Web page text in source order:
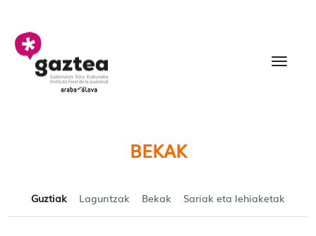
Eduki nagusira joan
BEKAK
Guztiak Laguntzak Bekak Sariak eta lehiaketak